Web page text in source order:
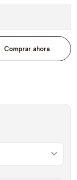
Comprar ahora